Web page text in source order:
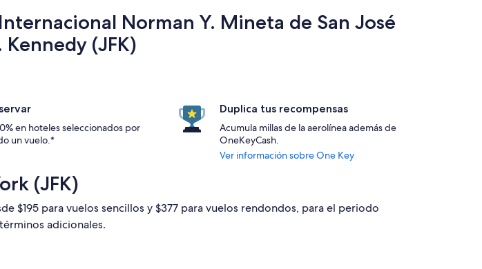
Norman Y. Mineta de San José
(JFK)
en hoteles seleccionados por
un vuelo.*
Duplica tus recompensas
Acumula millas de la aerolínea además de
OneKeyCash.
Ver información sobre One Key
(JFK)
$195 para vuelos sencillos y $377 para vuelos rendondos, para el periodo
adicionales.